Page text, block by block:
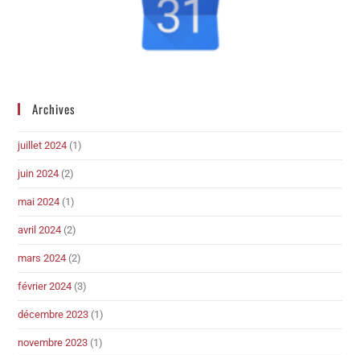
Archives
juillet 2024 (1)
juin 2024 (2)
mai 2024 (1)
avril 2024 (2)
mars 2024 (2)
février 2024 (3)
décembre 2023 (1)
novembre 2023 (1)